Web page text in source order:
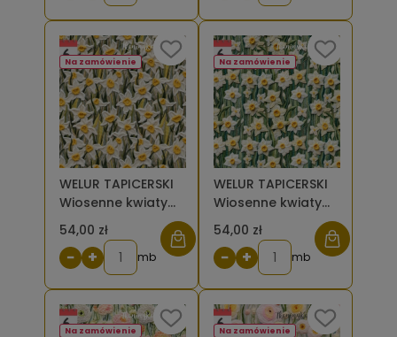
WELUR TAPICERSKI
Wiosenne kwiaty
haft narcyzy [6]
54,00 zł
Na zamówienie
− + mb
WELUR TAPICERSKI
Wiosenne kwiaty
haft narcyzy na
zielonym 2 [6]
54,00 zł
Na zamówienie
− + mb
Na zamówienie Na zamówienie